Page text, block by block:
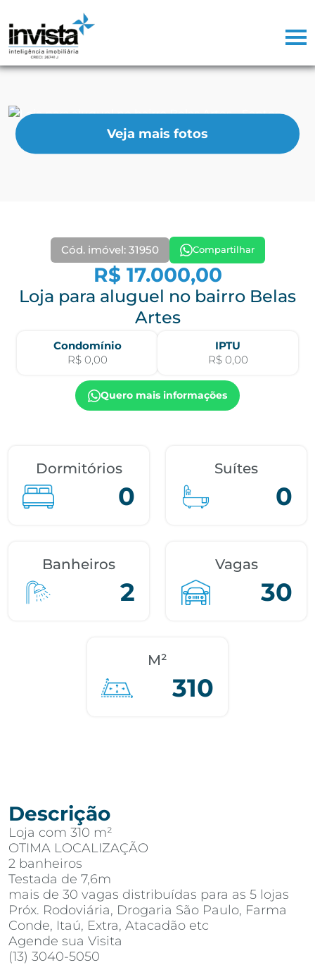
Veja mais fotos
Cód. imóvel: 31950 Compartilhar
R$ 17.000,00
Loja para aluguel no bairro Belas
Artes
Condomínio
R$ 0,00
IPTU
R$ 0,00
Quero mais informações
Dormitórios
0
Suítes
0
Banheiros
2
Vagas
30
M²
310
Descrição
Loja com 310 m²
OTIMA LOCALIZAÇÃO
2 banheiros
Testada de 7,6m
mais de 30 vagas distribuídas para as 5 lojas
Próx. Rodoviária, Drogaria São Paulo, Farma
Conde, Itaú, Extra, Atacadão etc
Agende sua Visita
(13) 3040-5050